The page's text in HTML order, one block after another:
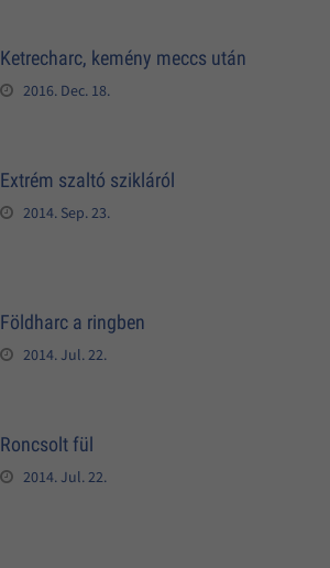
Ketrecharc, kemény meccs után
2016. Dec. 18.
Extrém szaltó szikláról
2014. Sep. 23.
Földharc a ringben
2014. Jul. 22.
Roncsolt fül
2014. Jul. 22.